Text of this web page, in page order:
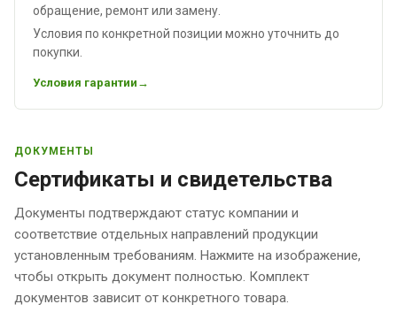
обращение, ремонт или замену.
Условия по конкретной позиции можно уточнить до
покупки.
Условия гарантии
ДОКУМЕНТЫ
Сертификаты и свидетельства
Документы подтверждают статус компании и
соответствие отдельных направлений продукции
установленным требованиям. Нажмите на изображение,
чтобы открыть документ полностью. Комплект
документов зависит от конкретного товара.